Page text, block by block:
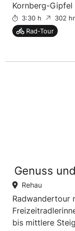
Kornberg-
3:30 h 302
Rad-Tour
Genuss
Rehau
Radwandertour
bis mittlere